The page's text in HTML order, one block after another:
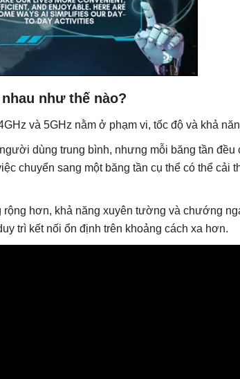
như thế nào?
và 5GHz nằm ở phạm vi, tốc độ và khả
dùng trung bình, nhưng mỗi băng tần đều
chuyển sang một băng tần cụ thể có thể cải
rộng hơn, khả năng xuyên tường và chướng
trì kết nối ổn định trên khoảng cách xa hơn.